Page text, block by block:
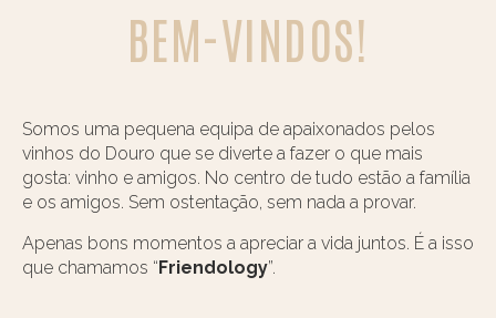
BEM-VINDOS!
Somos uma pequena equipa de apaixonados pelos
vinhos do Douro que se diverte a fazer o que mais
gosta: vinho e amigos. No centro de tudo estão a família
e os amigos. Sem ostentação, sem nada a provar.
Apenas bons momentos a apreciar a vida juntos. É a isso
que chamamos “Friendology”.